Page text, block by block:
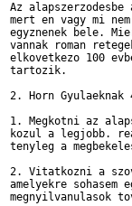
Az
mert en vagy mi
egyznenek bele.
vannak roman
elkovetkezo 100
tartozik.
2. Horn
1. Megkotni az
kozul a legjobb.
tenyleg a
2. Vitatkozni a
amelyekre
megnyilvanulasok